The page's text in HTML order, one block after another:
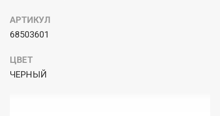
АРТИКУЛ
68503601
ЦВЕТ
ЧЕРНЫЙ